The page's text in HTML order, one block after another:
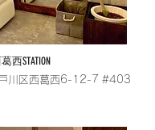
STATION
川区西葛西6-12-7 #403